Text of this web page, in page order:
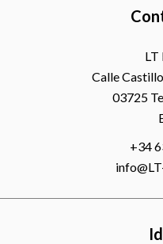
LT
Calle
03725
+34